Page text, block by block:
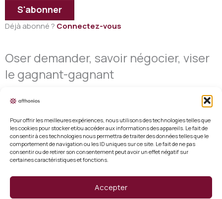
Pour offrir les meilleures expériences, nous utilisons des technologies telles que
les cookies pour stocker et/ou accéder aux informations des appareils. Le fait de
consentir à ces technologies nous permettra de traiter des données telles que le
comportement de navigation ou les ID uniques sur ce site. Le fait de ne pas
consentir ou de retirer son consentement peut avoir un effet négatif sur
certaines caractéristiques et fonctions.
Accepter
S'abonner
Déjà abonné ? Connectez-vous
Oser demander, savoir négocier, viser
le gagnant-gagnant
Mentions légales
Conditions générales de vente